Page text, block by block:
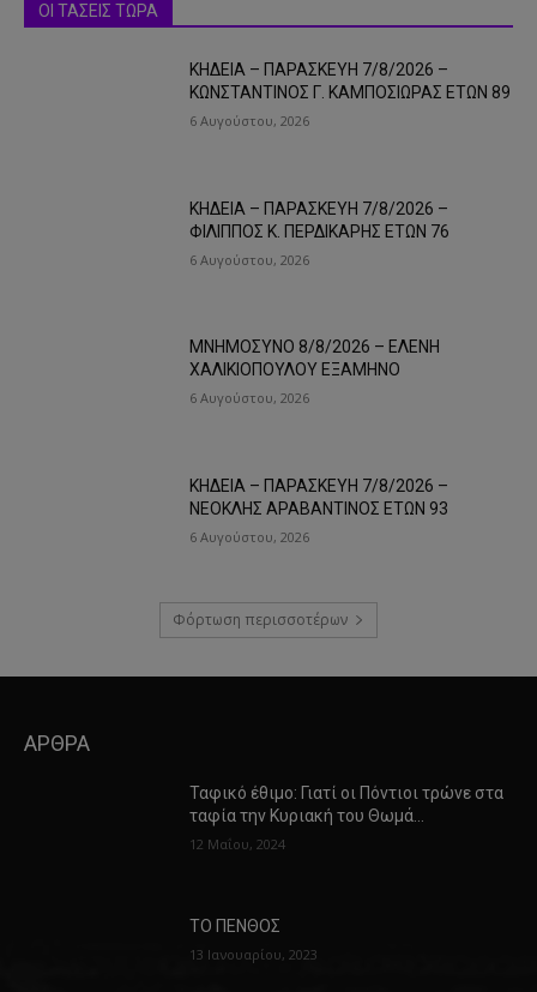
ΟΙ ΤΑΣΕΙΣ ΤΩΡΑ
ΚΗΔΕΙΑ – ΠΑΡΑΣΚΕΥΗ 7/8/2026 –
ΚΩΝΣΤΑΝΤΙΝΟΣ Γ. ΚΑΜΠΟΣΙΩΡΑΣ ΕΤΩΝ 89
6 Αυγούστου, 2026
ΚΗΔΕΙΑ – ΠΑΡΑΣΚΕΥΗ 7/8/2026 –
ΦΙΛΙΠΠΟΣ Κ. ΠΕΡΔΙΚΑΡΗΣ ΕΤΩΝ 76
6 Αυγούστου, 2026
ΜΝΗΜΟΣΥΝΟ 8/8/2026 – ΕΛΕΝΗ
ΧΑΛΙΚΙΟΠΟΥΛΟΥ ΕΞΑΜΗΝΟ
6 Αυγούστου, 2026
ΚΗΔΕΙΑ – ΠΑΡΑΣΚΕΥΗ 7/8/2026 –
ΝΕΟΚΛΗΣ ΑΡΑΒΑΝΤΙΝΟΣ ΕΤΩΝ 93
6 Αυγούστου, 2026
Φόρτωση περισσοτέρων
ΑΡΘΡΑ
Ταφικό έθιμο: Γιατί οι Πόντιοι τρώνε στα
ταφία την Κυριακή του Θωμά…
12 Μαΐου, 2024
ΤΟ ΠΕΝΘΟΣ
13 Ιανουαρίου, 2023